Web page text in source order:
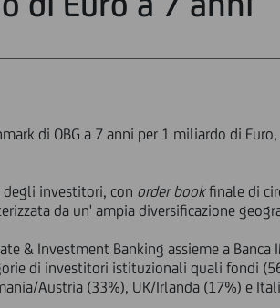
di OBG a 7 anni per 1 miliardo di
degli investitori, con order bookfinale di
da un' ampia diversificazione
& Investment Banking assieme a Banca
di investitori istituzionali quali fondi
Austria (33%), UK/Irlanda (17%) e